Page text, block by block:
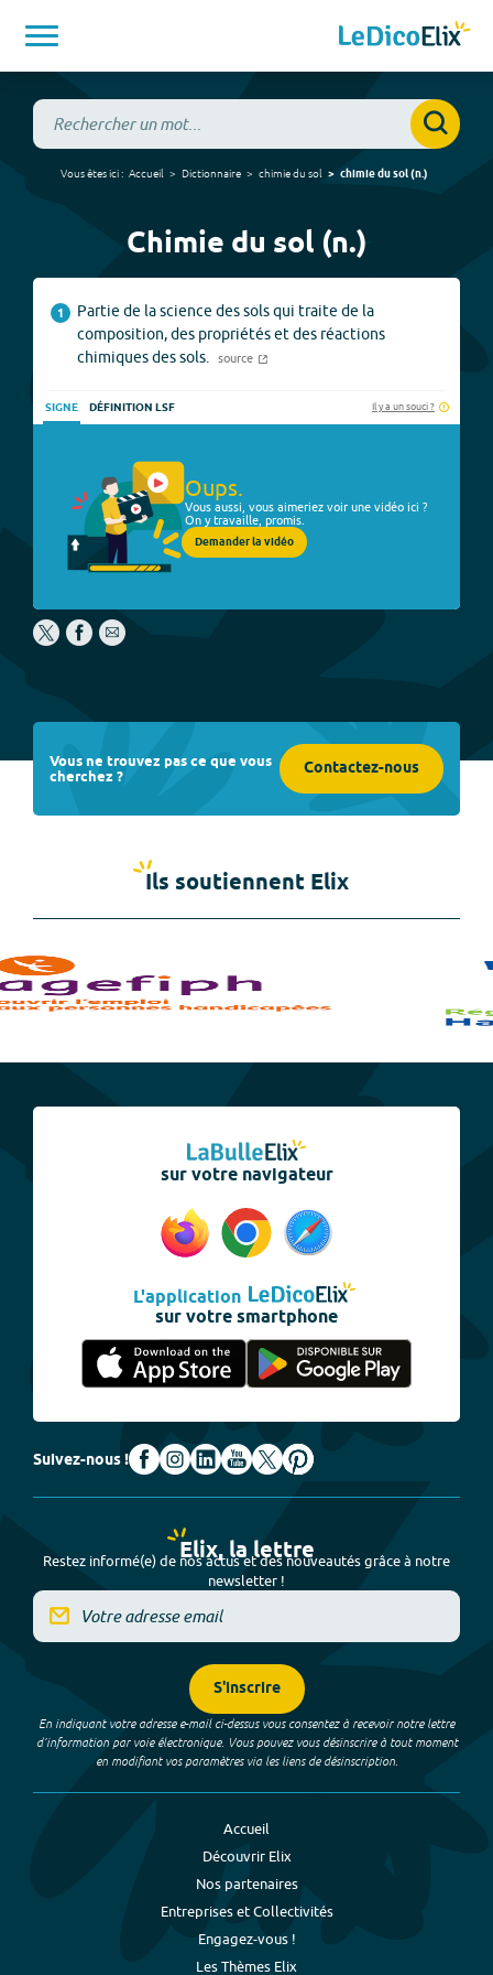
Vous êtes ici : Accueil Dictionnaire chimie du sol chimie du sol(n.)
Chimie du sol (n.)
1
Partie de la science des sols qui traite de la
composition, des propriétés et des réactions
chimiques des sols.
source
SIGNE DÉFINITION LSF Il y a un souci ?
Oups.
Vous aussi, vous aimeriez voir une vidéo ici ?
On y travaille, promis.
Demander la vidéo
Vous ne trouvez pas ce que vous
cherchez ? Contactez-nous
Ils soutiennent Elix
sur votre navigateur
L'application
sur votre smartphone
Suivez-nous !
Elix, la lettre
Restez informé(e) de nos actus et des nouveautés grâce à notre
newsletter !
S'inscrire
En indiquant votre adresse e-mail ci-dessus vous consentez à recevoir notre lettre
d’information par voie électronique. Vous pouvez vous désinscrire à tout moment
en modifiant vos paramètres via les liens de désinscription.
Accueil
Découvrir Elix
Nos partenaires
Entreprises et Collectivités
Engagez-vous !
Les Thèmes Elix